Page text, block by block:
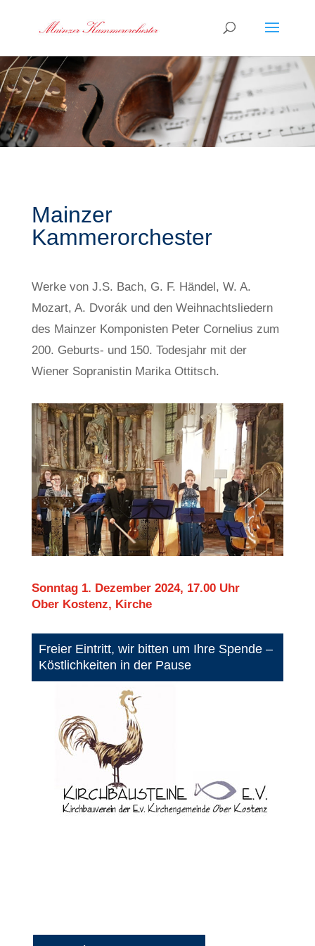
Mainzer
Kammerorchester
Werke von J.S. Bach, G. F. Händel, W. A.
Mozart, A. Dvorák und den Weihnachtsliedern
des Mainzer Komponisten Peter Cornelius zum
200. Geburts- und 150. Todesjahr mit der
Wiener Sopranistin Marika Ottitsch.
Sonntag 1. Dezember 2024, 17.00 Uhr
Ober Kostenz, Kirche
Freier Eintritt, wir bitten um Ihre Spende –
Köstlichkeiten in der Pause